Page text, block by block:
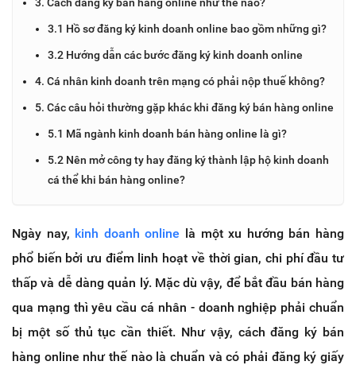
3.1 Hồ sơ đăng ký kinh doanh online bao gồm những gì?
3.2 Hướng dẫn các bước đăng ký kinh doanh online
4. Cá nhân kinh doanh trên mạng có phải nộp thuế không?
5. Các câu hỏi thường gặp khác khi đăng ký bán hàng online
5.1 Mã ngành kinh doanh bán hàng online là gì?
5.2 Nên mở công ty hay đăng ký thành lập hộ kinh doanh
cá thể khi bán hàng online?
Ngày nay, kinh doanh online là một xu hướng bán hàng
phổ biến bởi ưu điểm linh hoạt về thời gian, chi phí đầu tư
thấp và dễ dàng quản lý. Mặc dù vậy, để bắt đầu bán hàng
qua mạng thì yêu cầu cá nhân - doanh nghiệp phải chuẩn
bị một số thủ tục cần thiết. Như vậy, cách đăng ký bán
hàng online như thế nào là chuẩn và có phải đăng ký giấy